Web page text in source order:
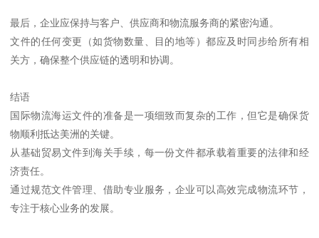
最后，企业应保持与客户、供应商和物流服务商的紧密沟通。
文件的任何变更（如货物数量、目的地等）都应及时同步给所有相
关方，确保整个供应链的透明和协调。
结语
国际物流海运文件的准备是一项细致而复杂的工作，但它是确保货
物顺利抵达美洲的关键。
从基础贸易文件到海关手续，每一份文件都承载着重要的法律和经
济责任。
通过规范文件管理、借助专业服务，企业可以高效完成物流环节，
专注于核心业务的发展。